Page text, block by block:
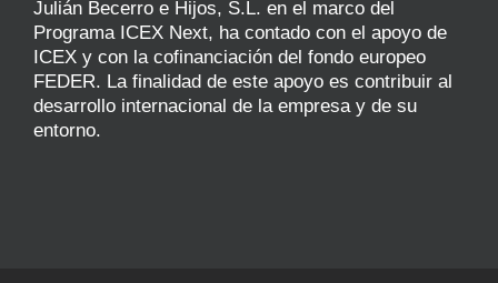
Julián Becerro e Hijos, S.L. en el marco del
Programa ICEX Next, ha contado con el apoyo de
ICEX y con la cofinanciación del fondo europeo
FEDER. La finalidad de este apoyo es contribuir al
desarrollo internacional de la empresa y de su
entorno.